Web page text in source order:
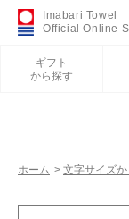
Imabari Towel
Official Online
ギフト
から探す
カテゴリから探す
ホーム > 文字サイズ